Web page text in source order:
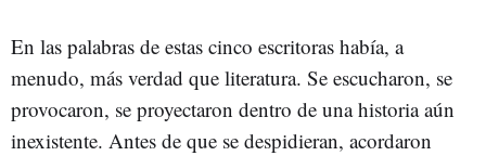
En las palabras de estas cinco escritoras había, a
menudo, más verdad que literatura. Se escucharon, se
provocaron, se proyectaron dentro de una historia aún
inexistente. Antes de que se despidieran, acordaron